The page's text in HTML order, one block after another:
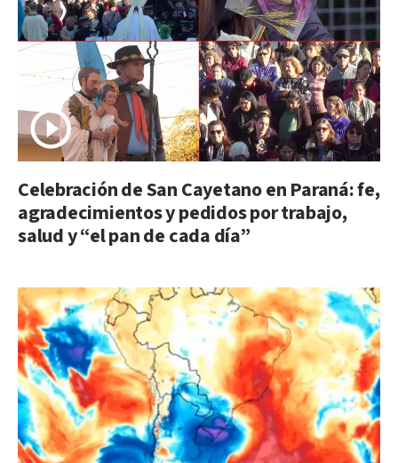
Celebración de San Cayetano en Paraná: fe,
agradecimientos y pedidos por trabajo,
salud y “el pan de cada día”